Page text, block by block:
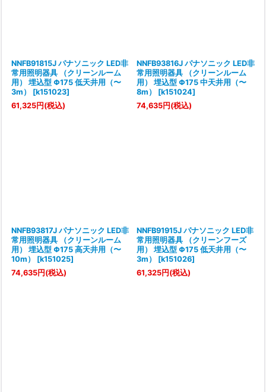
NNFB91815J パナソニック LED非
常用照明器具 （クリーンルーム
用） 埋込型 Φ175 低天井用（〜
3m）
[k151023]
61,325円 (税込)
NNFB93816J パナソニック LED非
常用照明器具 （クリーンルーム
用） 埋込型 Φ175 中天井用（〜
8m）
[k151024]
74,635円 (税込)
NNFB93817J パナソニック LED非
常用照明器具 （クリーンルーム
用） 埋込型 Φ175 高天井用（〜
10m）
[k151025]
74,635円 (税込)
NNFB91915J パナソニック LED非
常用照明器具 （クリーンフーズ
用） 埋込型 Φ175 低天井用（〜
3m）
[k151026]
61,325円 (税込)